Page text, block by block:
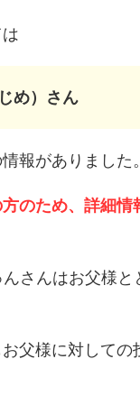
め）さん
報がありました。
のため、詳細情
さんはお父様と
父様に対しての